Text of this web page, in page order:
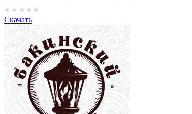
Скачать